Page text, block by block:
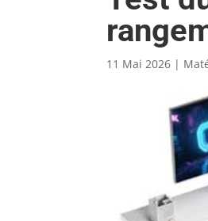
11 Mai 2026 |